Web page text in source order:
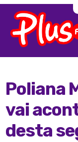
Poliana
vai
desta